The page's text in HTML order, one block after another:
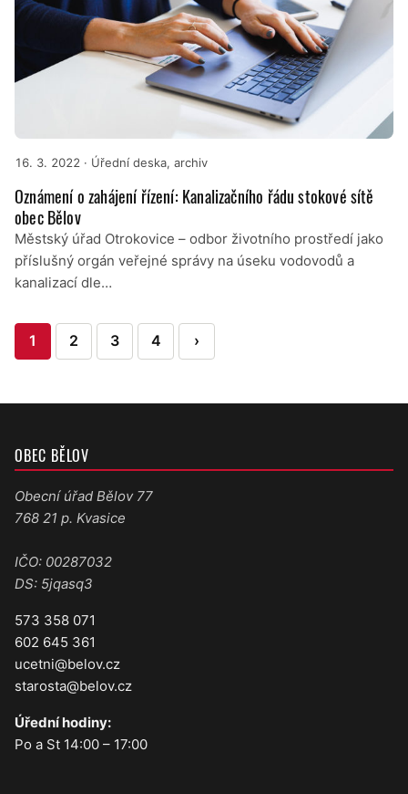
16. 3. 2022 · Úřední deska, archiv
Oznámení o zahájení řízení: Kanalizačního řádu stokové sítě
obec Bělov
Městský úřad Otrokovice – odbor životního prostředí jako
příslušný orgán veřejné správy na úseku vodovodů a
kanalizací dle…
Stránkování
příspěvků
1 2 3 4 ›
OBEC BĚLOV
Obecní úřad Bělov 77
768 21 p. Kvasice
IČO: 00287032
DS: 5jqasq3
573 358 071
602 645 361
ucetni@belov.cz
starosta@belov.cz
Úřední hodiny:
Po a St 14:00 – 17:00